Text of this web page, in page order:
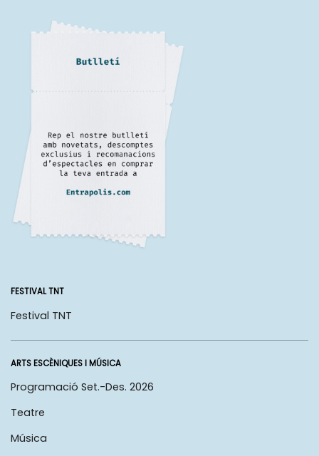
FESTIVAL TNT
Festival TNT
ARTS ESCÈNIQUES I MÚSICA
Programació Set.-Des. 2026
Teatre
Música